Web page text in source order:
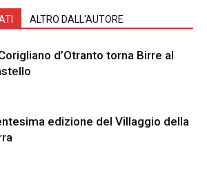
ALTRO DALL'AUTORE
d’Otranto torna Birre al
edizione del Villaggio della